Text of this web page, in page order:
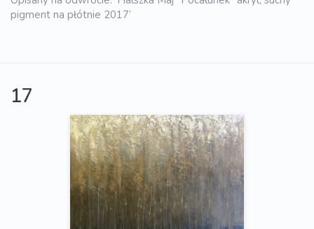
pigment na płótnie 2017’
17